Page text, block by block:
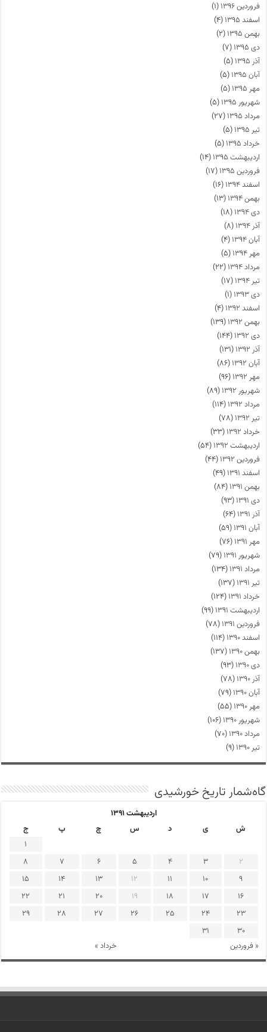
فروردین ۱۳۹۶
(۱)
اسفند ۱۳۹۵
(۴)
بهمن ۱۳۹۵
(۲)
دی ۱۳۹۵
(۷)
آذر ۱۳۹۵
(۵)
آبان ۱۳۹۵
(۵)
مهر ۱۳۹۵
(۵)
شهریور ۱۳۹۵
(۵)
مرداد ۱۳۹۵
(۲۷)
تیر ۱۳۹۵
(۵)
خرداد ۱۳۹۵
(۵)
اردیبهشت ۱۳۹۵
(۱۴)
فروردین ۱۳۹۵
(۱۷)
اسفند ۱۳۹۴
(۱۶)
بهمن ۱۳۹۴
(۱۳)
دی ۱۳۹۴
(۱۸)
آذر ۱۳۹۴
(۸)
آبان ۱۳۹۴
(۴)
مهر ۱۳۹۴
(۵)
مرداد ۱۳۹۴
(۲۲)
تیر ۱۳۹۴
(۱۷)
دی ۱۳۹۳
(۱)
اسفند ۱۳۹۲
(۴)
بهمن ۱۳۹۲
(۱۳۹)
دی ۱۳۹۲
(۱۴۴)
آذر ۱۳۹۲
(۱۳۱)
آبان ۱۳۹۲
(۸۶)
مهر ۱۳۹۲
(۹۶)
شهریور ۱۳۹۲
(۸۹)
مرداد ۱۳۹۲
(۱۱۴)
تیر ۱۳۹۲
(۷۸)
خرداد ۱۳۹۲
(۳۳)
اردیبهشت ۱۳۹۲
(۵۴)
فروردین ۱۳۹۲
(۴۴)
اسفند ۱۳۹۱
(۴۹)
بهمن ۱۳۹۱
(۸۴)
دی ۱۳۹۱
(۹۳)
آذر ۱۳۹۱
(۶۴)
آبان ۱۳۹۱
(۵۹)
مهر ۱۳۹۱
(۷۶)
شهریور ۱۳۹۱
(۷۹)
مرداد ۱۳۹۱
(۱۳۴)
تیر ۱۳۹۱
(۱۳۷)
خرداد ۱۳۹۱
(۱۲۴)
اردیبهشت ۱۳۹۱
(۹۹)
فروردین ۱۳۹۱
(۷۸)
اسفند ۱۳۹۰
(۱۱۴)
بهمن ۱۳۹۰
(۱۳۷)
دی ۱۳۹۰
(۹۳)
آذر ۱۳۹۰
(۷۸)
آبان ۱۳۹۰
(۷۹)
مهر ۱۳۹۰
(۵۵)
شهریور ۱۳۹۰
(۱۰۶)
مرداد ۱۳۹۰
(۷۰)
تیر ۱۳۹۰
(۹)
گاه‌شمار تاریخ خورشیدی
اردیبهشت ۱۳۹۱
ش
ی د س چ پ ج
« فروردین خرداد »
1
2
3
4
5
6
7
8
9
10
11
12
13
14
15
16
17
18
19
20
21
22
23
24
25
26
27
28
29
30
31